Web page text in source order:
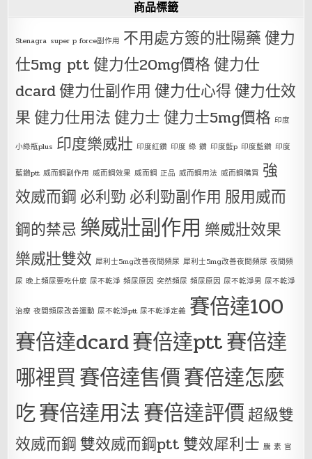
商品標籤
Stenagra super p force副作用 不用處方簽的壯陽藥健力
仕5mg ptt健力仕20mg價格健力仕
dcard健力仕副作用 健力仕心得健力仕效
果健力仕用法健力士健力士5mg價格 印度
小綠瓶plus 印度樂威壯 印度紅鑽 印度 綠 鑽 印度藍p 印度藍鑽 印度
藍鑽ptt 威而鋼副作用 威而鋼效果 威而鋼 正品 威而鋼用法 威而鋼購買 強
效威而鋼 必利勁 必利勁副作用 服用威而
鋼的禁忌 樂威壯副作用 樂威壯效果
樂威壯雙效 犀利士5mg改善夜間頻尿 犀利士5mg改善夜間頻尿 夜間頻
尿 晚上頻尿要吃什麼 尿不乾淨 頻尿原因 突然頻尿 頻尿原因 尿不乾淨男 尿不乾淨
治療 夜間頻尿改善運動 尿不乾淨ptt 尿不乾淨定義 賽倍達100
賽倍達dcard賽倍達ptt賽倍達
哪裡買賽倍達售價賽倍達怎麼
吃賽倍達用法賽倍達評價超級雙
效威而鋼 雙效威而鋼ptt 雙效犀利士 騰 素 官